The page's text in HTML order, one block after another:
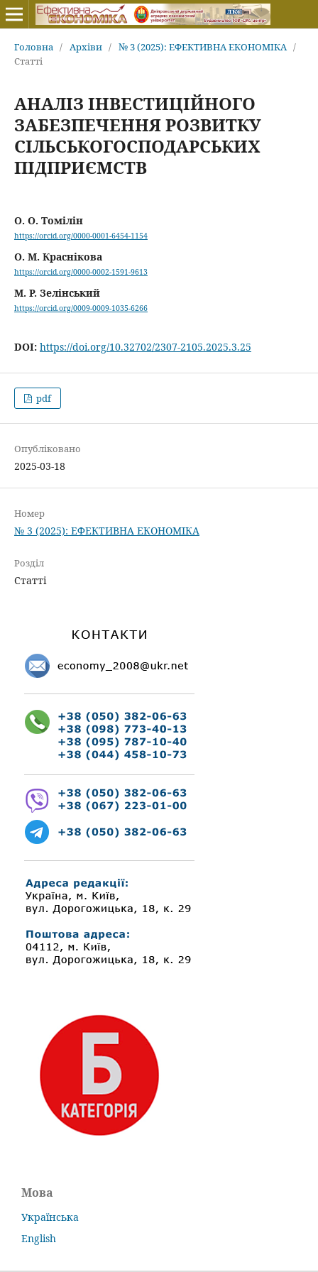
Головна / Архіви / № 3 (2025): ЕФЕКТИВНА ЕКОНОМІКА /
Статті
АНАЛІЗ ІНВЕСТИЦІЙНОГО
ЗАБЕЗПЕЧЕННЯ РОЗВИТКУ
СІЛЬСЬКОГОСПОДАРСЬКИХ
ПІДПРИЄМСТВ
О. О. Томілін
https://orcid.org/0000-0001-6454-1154
О. М. Краснікова
https://orcid.org/0000-0002-1591-9613
М. Р. Зелінський
https://orcid.org/0009-0009-1035-6266
DOI: https://doi.org/10.32702/2307-2105.2025.3.25
pdf
Опубліковано
2025-03-18
Номер
№ 3 (2025): ЕФЕКТИВНА ЕКОНОМІКА
Розділ
Статті
Мова
Українська
English